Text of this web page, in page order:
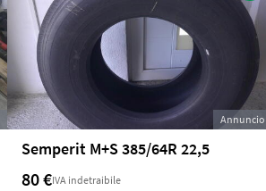
Annuncio
Semperit M+S 385/64R 22,5
80 €IVA indetraibile